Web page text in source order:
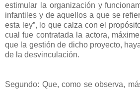
estimular la organización y
infantiles y de aquellos a que se
esta ley”, lo que calza con el
cual fue contratada la actora,
que la gestión de dicho proyecto,
de la desvinculación.
Segundo: Que, como se observa,